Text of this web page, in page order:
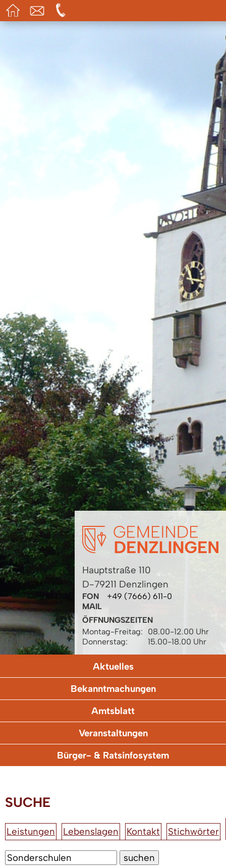
Hauptstraße 110
D-79211 Denzlingen
FON
+49 (7666) 611-0
MAIL
ÖFFNUNGSZEITEN
Montag-Freitag:
08.00-12.00 Uhr
Donnerstag:
15.00-18.00 Uhr
Aktuelles
Bekanntmachungen
Amtsblatt
Veranstaltungen
Bürger- & Ratsinfosystem
SUCHE
Leistungen Lebenslagen Kontakt Stichwörter